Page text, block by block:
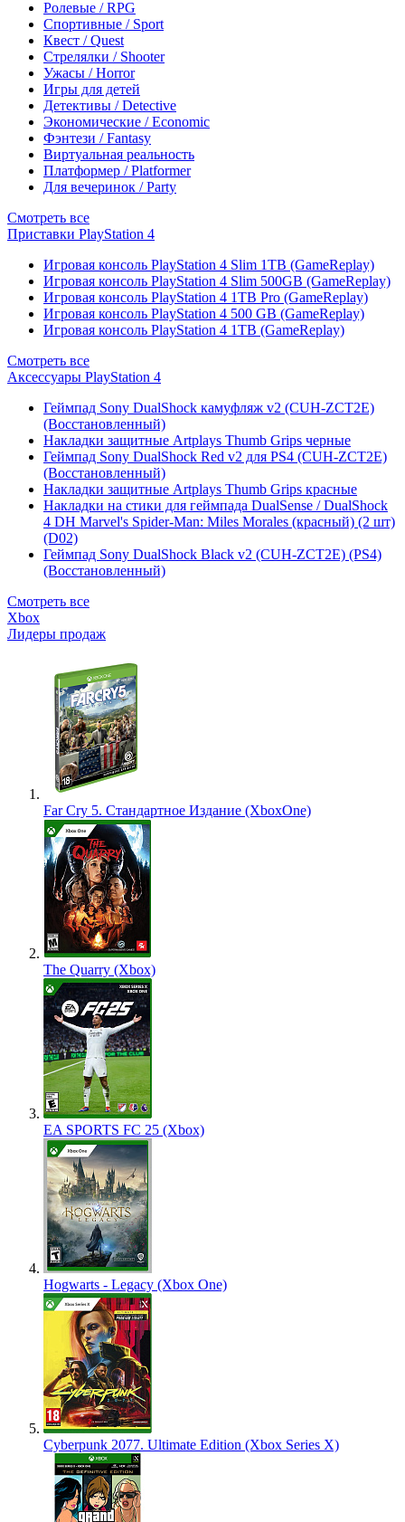
Ролевые / RPG
Спортивные / Sport
Квест / Quest
Стрелялки / Shooter
Ужасы / Horror
Игры для детей
Детективы / Detective
Экономические / Economic
Фэнтези / Fantasy
Виртуальная реальность
Платформер / Platformer
Для вечеринок / Party
Смотреть все
Приставки PlayStation 4
Игровая консоль PlayStation 4 Slim 1TB (GameReplay)
Игровая консоль PlayStation 4 Slim 500GB (GameReplay)
Игровая консоль PlayStation 4 1TB Pro (GameReplay)
Игровая консоль PlayStation 4 500 GB (GameReplay)
Игровая консоль PlayStation 4 1TB (GameReplay)
Смотреть все
Аксессуары PlayStation 4
Геймпад Sony DualShock камуфляж v2 (CUH-ZCT2E)
(Восстановленный)
Накладки защитные Artplays Thumb Grips черные
Геймпад Sony DualShock Red v2 для PS4 (CUH-ZCT2E)
(Восстановленный)
Накладки защитные Artplays Thumb Grips красные
Накладки на стики для геймпада DualSense / DualShock
4 DH Marvel's Spider-Man: Miles Morales (красный) (2 шт)
(D02)
Геймпад Sony DualShock Black v2 (CUH-ZCT2E) (PS4)
(Восстановленный)
Смотреть все
Xbox
Лидеры продаж
Far Cry 5. Стандартное Издание (XboxOne)
The Quarry (Xbox)
EA SPORTS FC 25 (Xbox)
Hogwarts - Legacy (Xbox One)
Cyberpunk 2077. Ultimate Edition (Xbox Series X)